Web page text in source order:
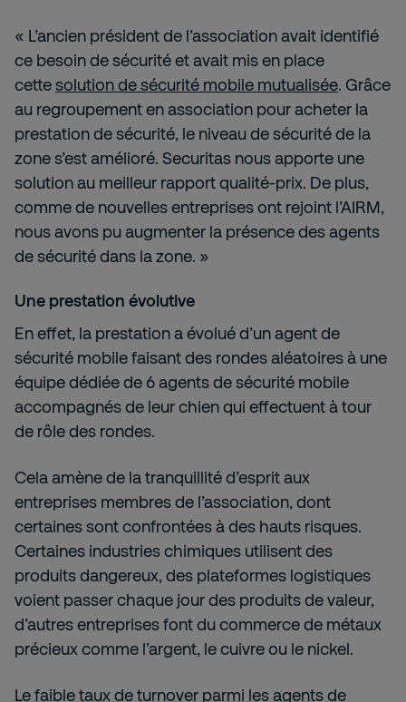
« L’ancien président de l’association avait identifié
ce besoin de sécurité et avait mis en place
cettesolution de sécurité mobile mutualisée. Grâce
au regroupement en association pour acheter la
prestation de sécurité, le niveau de sécurité de la
zone s’est amélioré. Securitas nous apporte une
solution au meilleur rapport qualité-prix. De plus,
comme de nouvelles entreprises ont rejoint l’AIRM,
nous avons pu augmenter la présence des agents
de sécurité dans la zone. »
Une prestation évolutive
En effet, la prestation a évolué d’un agent de
sécurité mobile faisant des rondes aléatoires à une
équipe dédiée de 6 agents de sécurité mobile
accompagnés de leur chien qui effectuent à tour
de rôle des rondes.
Cela amène de la tranquillité d’esprit aux
entreprises membres de l’association, dont
certaines sont confrontées à des hauts risques.
Certaines industries chimiques utilisent des
produits dangereux, des plateformes logistiques
voient passer chaque jour des produits de valeur,
d’autres entreprises font du commerce de métaux
précieux comme l’argent, le cuivre ou le nickel.
Le faible taux de turnover parmi les agents de